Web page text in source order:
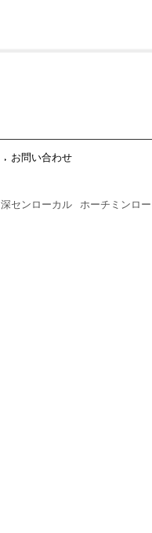
お問い合わせ
深センローカル ホーチミンロ